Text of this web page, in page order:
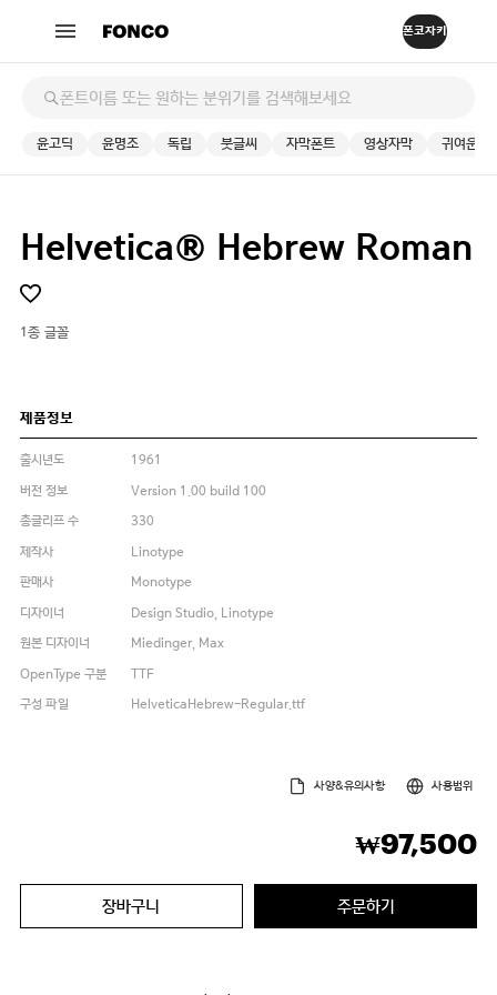
윤고딕 윤명조 독립 붓글씨 자막폰트 영상자막 귀여운
Helvetica® Hebrew Roman
1종 글꼴
제품정보
출시년도
1961
버전 정보
Version 1.00 build 100
총글리프 수
330
제작사
Linotype
판매사
Monotype
디자이너
Design Studio, Linotype
원본 디자이너
Miedinger, Max
OpenType 구분
TTF
구성 파일
HelveticaHebrew-Regular.ttf
사양&유의사항 사용범위
₩97,500
장바구니 주문하기